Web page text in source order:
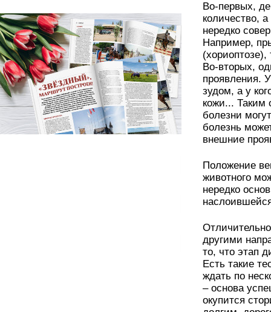
Во-первых,
количество,
нередко
Например,
Во-вторых,
проявления.
зудом, а у
кожи... Таким
болезни
болезнь
внешние
Положение
животного
нередко
другими
то, что этап
Есть такие
ждать по
– основа
окупится